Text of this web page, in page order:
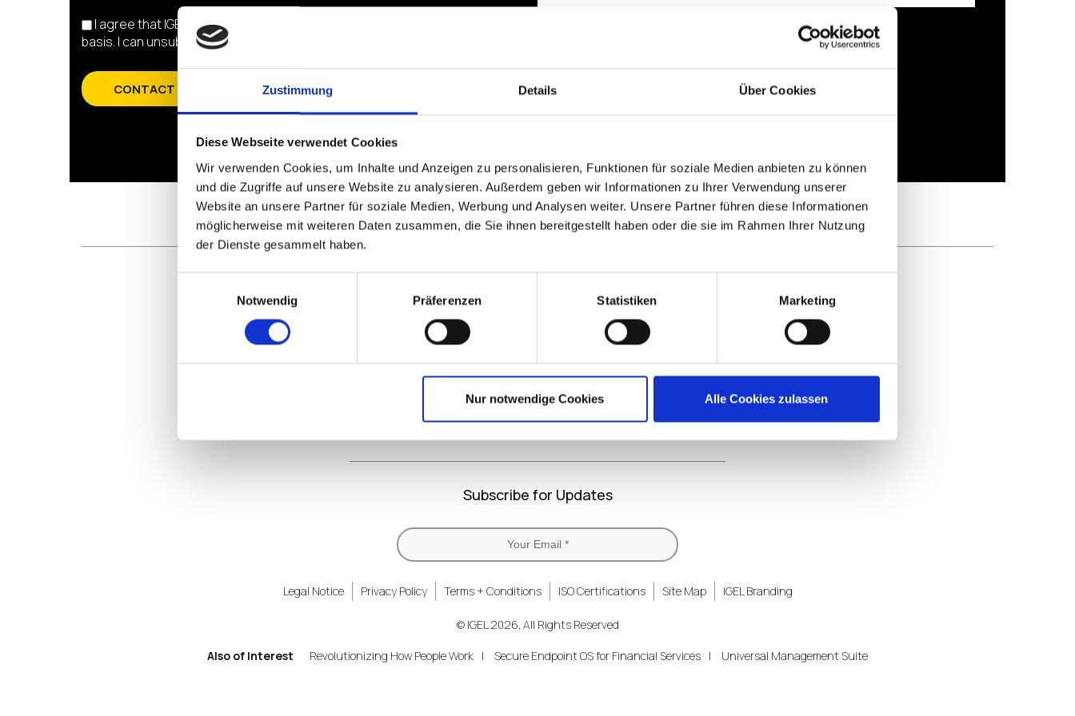
Zustimmung Details Über Cookies
Diese Webseite verwendet Cookies
Wir verwenden Cookies, um Inhalte und Anzeigen zu personalisieren, Funktionen für soziale Medien anbieten zu können
und die Zugriffe auf unsere Website zu analysieren. Außerdem geben wir Informationen zu Ihrer Verwendung unserer
Website an unsere Partner für soziale Medien, Werbung und Analysen weiter. Unsere Partner führen diese Informationen
möglicherweise mit weiteren Daten zusammen, die Sie ihnen bereitgestellt haben oder die sie im Rahmen Ihrer Nutzung
der Dienste gesammelt haben.
Notwendig
Präferenzen Statistiken Marketing
Nur notwendige Cookies Alle Cookies zulassen
I agree that IGEL will send me information about IGEL products, news, upcoming events & promotions by e-mail (“IGEL News”) on a regular
basis. I can unsubscribe from this at any time. The processing of my personal data is described in the
CONTACT US
LinkedInX
(formerly
Twitter)
FacebookRSS
Subscribe for Updates
Legal Notice Privacy Policy Terms + Conditions ISO Certifications Site Map IGEL Branding
© IGEL 2026, All Rights Reserved
Also of Interest Revolutionizing How People Work Secure Endpoint OS for Financial Services Universal Management Suite